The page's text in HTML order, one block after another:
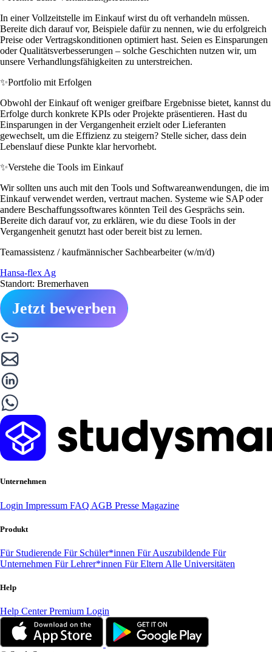
In einer Vollzeitstelle im Einkauf wirst du oft verhandeln müssen.
Bereite dich darauf vor, Beispiele dafür zu nennen, wie du erfolgreich
Preise oder Vertragskonditionen optimiert hast. Seien es Einsparungen
oder Qualitätsverbesserungen – solche Geschichten nutzen wir, um
unsere Verhandlungsfähigkeiten zu unterstreichen.
✨Portfolio mit Erfolgen
Obwohl der Einkauf oft weniger greifbare Ergebnisse bietet, kannst du
Erfolge durch konkrete KPIs oder Projekte präsentieren. Hast du
Einsparungen in der Vergangenheit erzielt oder Lieferanten
gewechselt, um die Effizienz zu steigern? Stelle sicher, dass dein
Lebenslauf diese Punkte klar hervorhebt.
✨Verstehe die Tools im Einkauf
Wir sollten uns auch mit den Tools und Softwareanwendungen, die im
Einkauf verwendet werden, vertraut machen. Systeme wie SAP oder
andere Beschaffungssoftwares könnten Teil des Gesprächs sein.
Bereite dich darauf vor, zu erklären, wie du diese Tools in der
Vergangenheit genutzt hast oder bereit bist zu lernen.
Teamassistenz / kaufmännischer Sachbearbeiter (w/m/d)
Hansa-flex Ag
Standort: Bremerhaven
Jetzt bewerben
Unternehmen
Login Impressum FAQ AGB Presse Magazine
Produkt
Für Studierende Für Schüler*innen Für Auszubildende Für
Unternehmen Für Lehrer*innen Für Eltern Alle Universitäten
Help
Help CenterPremium Login